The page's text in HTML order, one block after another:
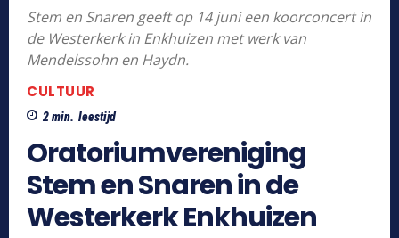
Stem en Snaren geeft op 14 juni een koorconcert in
de Westerkerk in Enkhuizen met werk van
Mendelssohn en Haydn.
CULTUUR
2min. leestijd
Oratoriumvereniging
Stem en Snaren in de
Westerkerk Enkhuizen